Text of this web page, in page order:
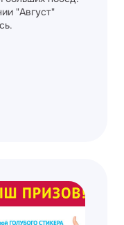
"Август"